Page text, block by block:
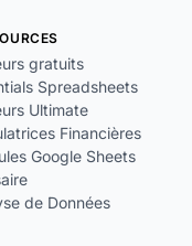
gratuits
Spreadsheets
Ultimate
Financières
Google Sheets
de Données